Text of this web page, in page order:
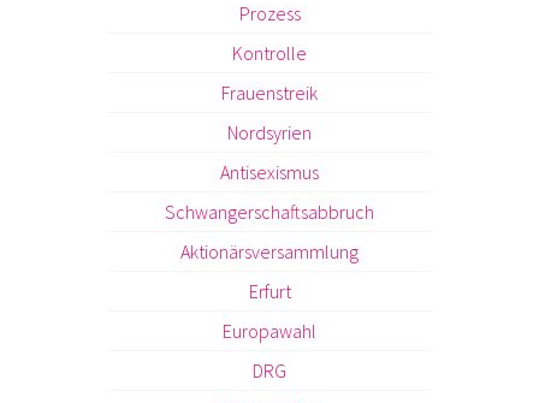
Prozess
Kontrolle
Frauenstreik
Nordsyrien
Antisexismus
Schwangerschaftsabbruch
Aktionärsversammlung
Erfurt
Europawahl
DRG